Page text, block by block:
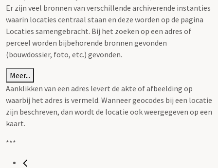
Er zijn veel bronnen van verschillende archiverende instanties
waarin locaties centraal staan en deze worden op de pagina
Locaties samengebracht. Bij het zoeken op een adres of
perceel worden bijbehorende bronnen gevonden
(bouwdossier, foto, etc.) gevonden.
Meer...
Aanklikken van een adres levert de akte of afbeelding op
waarbij het adres is vermeld. Wanneer geocodes bij een locatie
zijn beschreven, dan wordt de locatie ook weergegeven op een
kaart.
***